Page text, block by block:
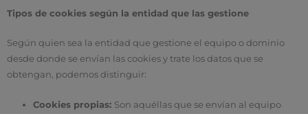
Tipos de cookies según la entidad que las gestione
Según quien sea la entidad que gestione el equipo o dominio
desde donde se envían las cookies y trate los datos que se
obtengan, podemos distinguir:
Cookies propias: Son aquéllas que se envían al equipo